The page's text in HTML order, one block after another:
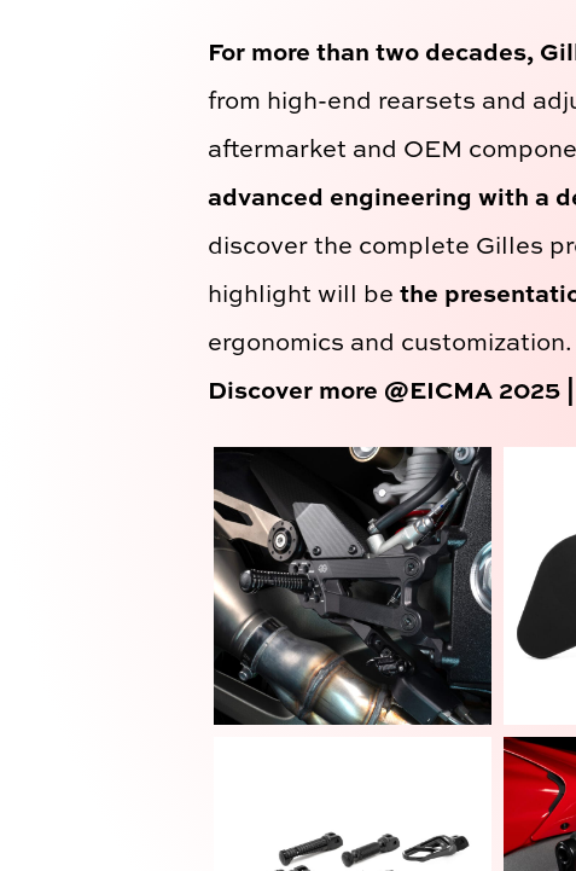
For more than two decades,
from high-end rearsets and
aftermarket and OEM
advanced engineering with a
discover the complete Gilles
highlight will be the
ergonomics and customization.
Discover more @EICMA 2025